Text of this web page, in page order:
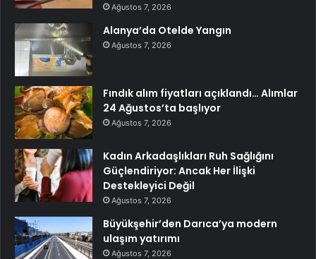
Ağustos 7, 2026
Alanya’da Otelde Yangın
Ağustos 7, 2026
Fındık alım fiyatları açıklandı… Alımlar
24 Ağustos’ta başlıyor
Ağustos 7, 2026
Kadın Arkadaşlıkları Ruh Sağlığını
Güçlendiriyor: Ancak Her İlişki
Destekleyici Değil
Ağustos 7, 2026
Büyükşehir’den Darıca’ya modern
ulaşım yatırımı
Ağustos 7, 2026